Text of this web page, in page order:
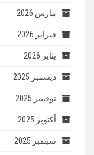
مارس 2026
فبراير 2026
يناير 2026
ديسمبر 2025
نوفمبر 2025
أكتوبر 2025
سبتمبر 2025